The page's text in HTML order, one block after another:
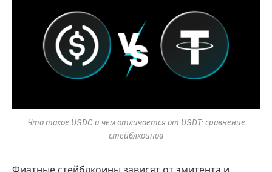
Что такое USDC и чем отличается от USDT: сравнение
стейблкоинов